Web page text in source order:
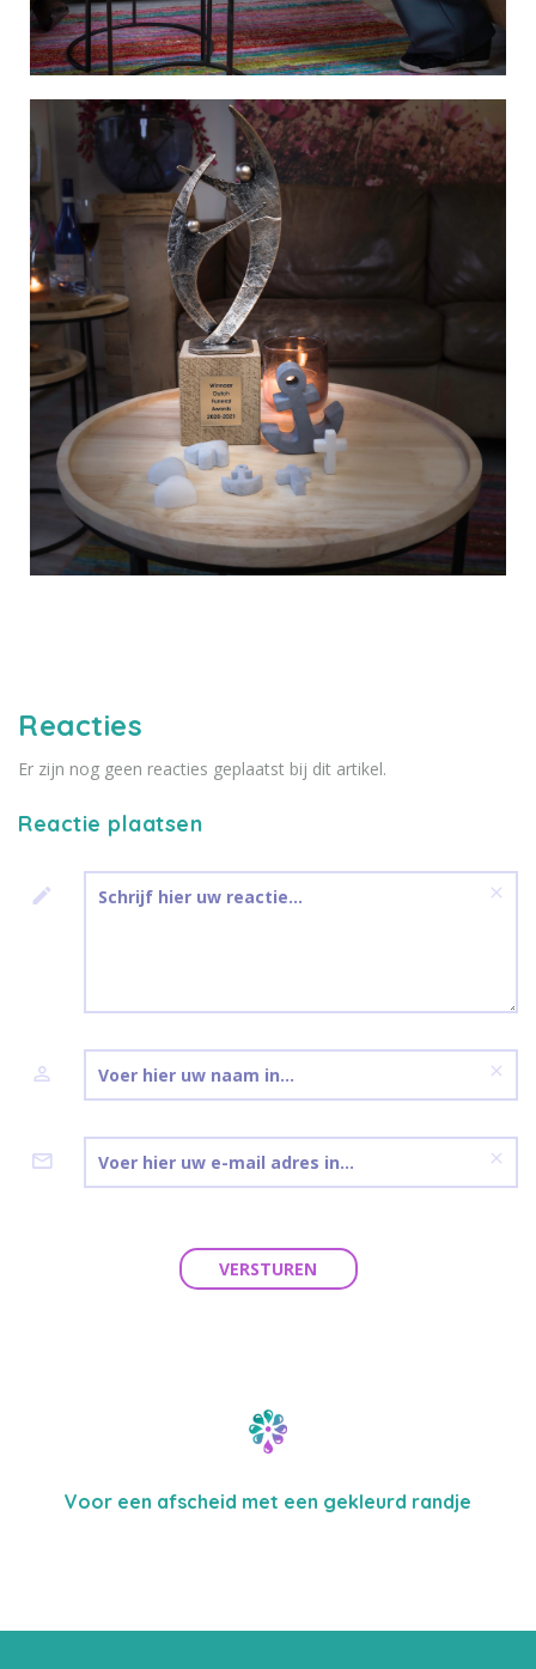
Reacties
Er zijn nog geen reacties geplaatst bij dit artikel.
Reactie plaatsen
VERSTUREN
Voor een afscheid met een gekleurd randje